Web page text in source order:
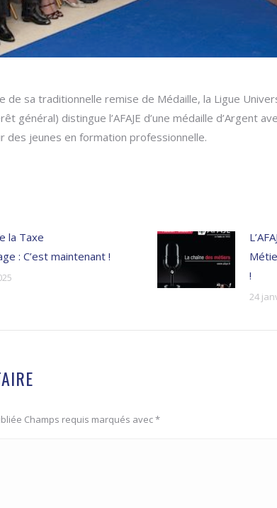
de sa traditionnelle remise de Médaille, la Ligue
général) distingue l’AFAJE d’une médaille d’Argent
des jeunes en formation professionnelle.
la Taxe
: C’est maintenant !
!
24
Champs requis marqués avec*